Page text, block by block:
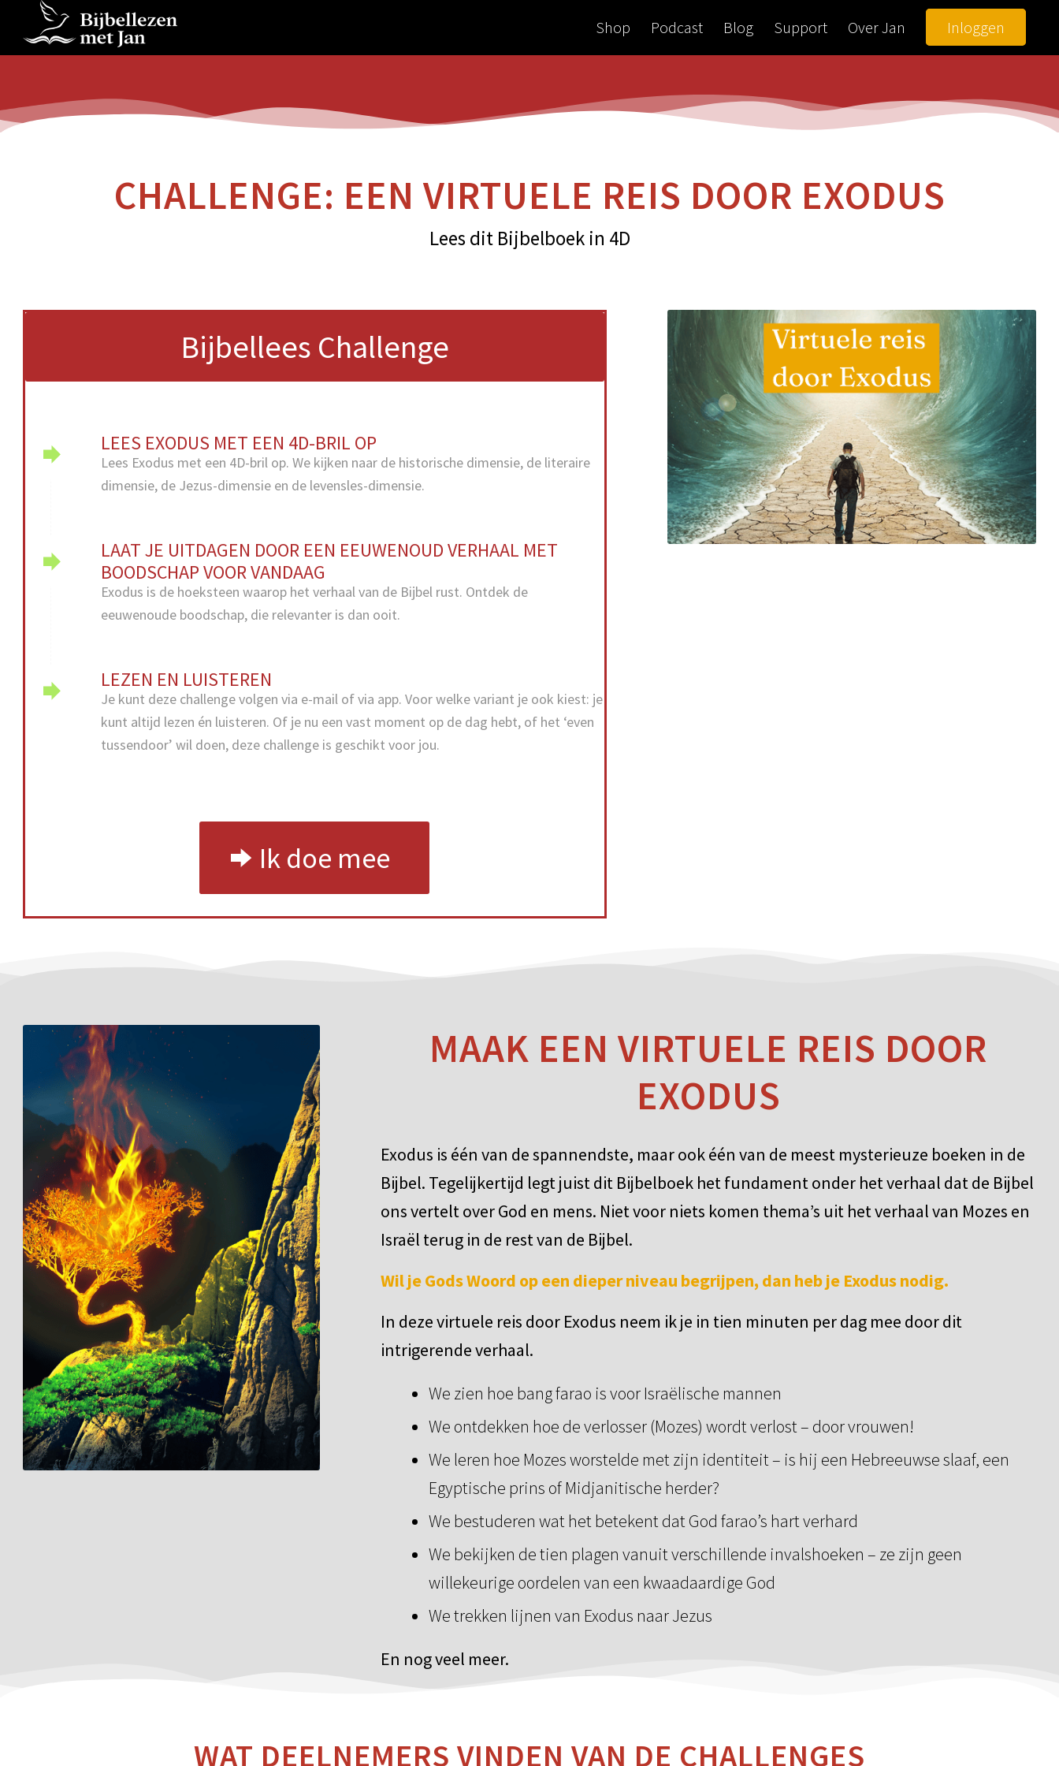
Shop Podcast Blog Support Over Jan Inloggen
CHALLENGE: EEN VIRTUELE REIS DOOR EXODUS
Lees dit Bijbelboek in 4D
Bijbellees Challenge
LEES EXODUS MET EEN 4D-BRIL OP
Lees Exodus met een 4D-bril op. We kijken naar de historische dimensie, de literaire
dimensie, de Jezus-dimensie en de levensles-dimensie.
LAAT JE UITDAGEN DOOR EEN EEUWENOUD VERHAAL MET
BOODSCHAP VOOR VANDAAG
Exodus is de hoeksteen waarop het verhaal van de Bijbel rust. Ontdek de
eeuwenoude boodschap, die relevanter is dan ooit.
LEZEN EN LUISTEREN
Je kunt deze challenge volgen via e-mail of via app. Voor welke variant je ook kiest: je
kunt altijd lezen én luisteren. Of je nu een vast moment op de dag hebt, of het ‘even
tussendoor’ wil doen, deze challenge is geschikt voor jou.
Ik doe mee
MAAK EEN VIRTUELE REIS DOOR
EXODUS
Exodus is één van de spannendste, maar ook één van de meest mysterieuze boeken in de
Bijbel. Tegelijkertijd legt juist dit Bijbelboek het fundament onder het verhaal dat de Bijbel
ons vertelt over God en mens. Niet voor niets komen thema’s uit het verhaal van Mozes en
Israël terug in de rest van de Bijbel.
Wil je Gods Woord op een dieper niveau begrijpen, dan heb je Exodus nodig.
In deze virtuele reis door Exodus neem ik je in tien minuten per dag mee door dit
intrigerende verhaal.
We zien hoe bang farao is voor Israëlische mannen
We ontdekken hoe de verlosser (Mozes) wordt verlost – door vrouwen!
We leren hoe Mozes worstelde met zijn identiteit – is hij een Hebreeuwse slaaf, een
Egyptische prins of Midjanitische herder?
We bestuderen wat het betekent dat God farao’s hart verhard
We bekijken de tien plagen vanuit verschillende invalshoeken – ze zijn geen
willekeurige oordelen van een kwaadaardige God
We trekken lijnen van Exodus naar Jezus
En nog veel meer.
WAT DEELNEMERS VINDEN VAN DE CHALLENGES